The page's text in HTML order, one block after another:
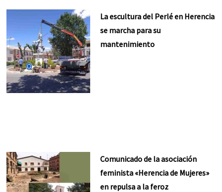
La escultura del Perlé en Herencia
se marcha para su
mantenimiento
Comunicado de la asociación
feminista «Herencia de Mujeres»
en repulsa a la feroz